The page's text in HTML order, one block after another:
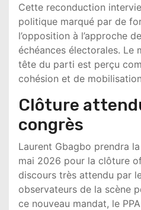
Cette reconduction
politique marqué par de
l’opposition à l’approche
échéances électorales. Le
tête du parti est perçu
cohésion et de
Clôture
congrès
Laurent Gbagbo prendra
mai 2026 pour la clôture
discours très attendu par
observateurs de la scène
ce nouveau mandat, le